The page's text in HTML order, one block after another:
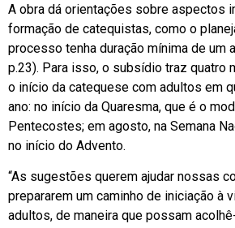
A obra dá orientações sobre aspectos
formação de catequistas, como o
processo tenha duração mínima de um
p.23). Para isso, o subsídio traz quatro
o início da catequese com adultos em
ano: no início da Quaresma, que é o
Pentecostes; em agosto, na Semana
no início do Advento.
“As sugestões querem ajudar nossas
prepararem um caminho de iniciação à
adultos, de maneira que possam